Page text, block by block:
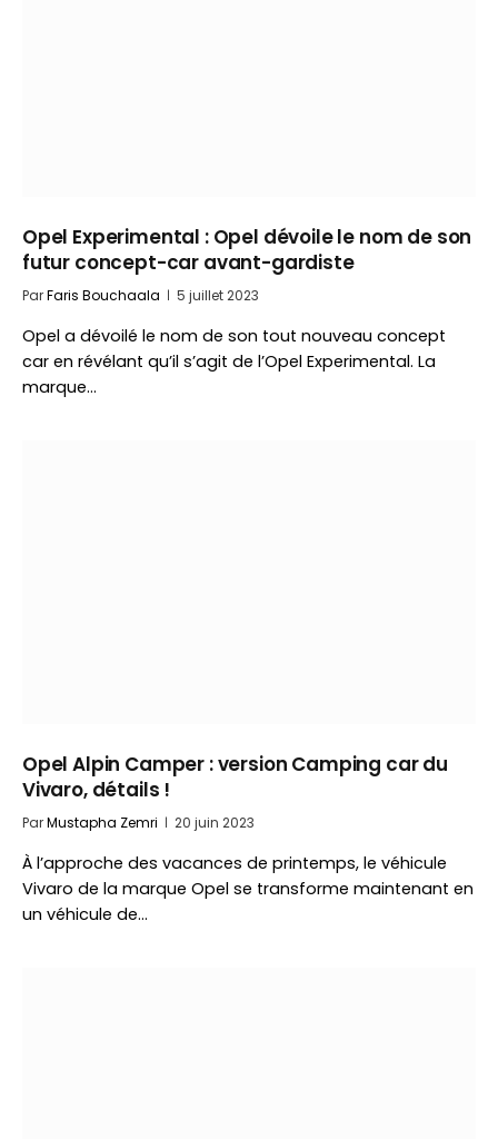
Opel Experimental : Opel dévoile le nom de son
futur concept-car avant-gardiste
ParFaris Bouchaala 5 juillet 2023
Opel a dévoilé le nom de son tout nouveau concept
car en révélant qu’il s’agit de l’Opel Experimental. La
marque…
Opel Alpin Camper : version Camping car du
Vivaro, détails !
ParMustapha Zemri 20 juin 2023
À l’approche des vacances de printemps, le véhicule
Vivaro de la marque Opel se transforme maintenant en
un véhicule de…